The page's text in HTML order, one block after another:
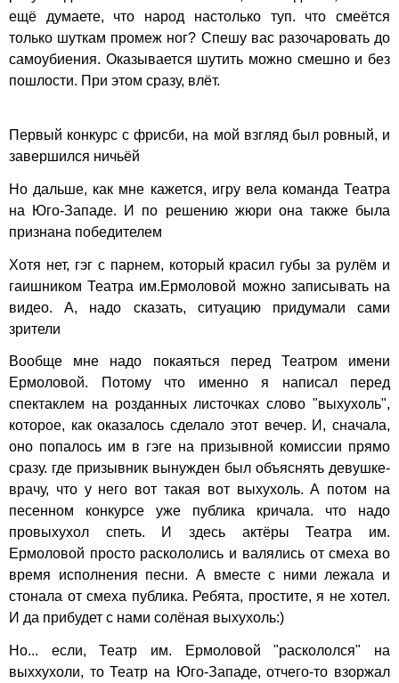
ещё думаете, что народ настолько туп. что смеётся
только шуткам промеж ног? Спешу вас разочаровать до
самоубиения. Оказывается шутить можно смешно и без
пошлости. При этом сразу, влёт.
Первый конкурс с фрисби, на мой взгляд был ровный, и
завершился ничьёй
Но дальше, как мне кажется, игру вела команда Театра
на Юго-Западе. И по решению жюри она также была
признана победителем
Хотя нет, гэг с парнем, который красил губы за рулём и
гаишником Театра им.Ермоловой можно записывать на
видео. А, надо сказать, ситуацию придумали сами
зрители
Вообще мне надо покаяться перед Театром имени
Ермоловой. Потому что именно я написал перед
спектаклем на розданных листочках слово "выхухоль",
которое, как оказалось сделало этот вечер. И, сначала,
оно попалось им в гэге на призывной комиссии прямо
сразу. где призывник вынужден был объяснять девушке-
врачу, что у него вот такая вот выхухоль. А потом на
песенном конкурсе уже публика кричала. что надо
провыхухол спеть. И здесь актёры Театра им.
Ермоловой просто раскололись и валялись от смеха во
время исполнения песни. А вместе с ними лежала и
стонала от смеха публика. Ребята, простите, я не хотел.
И да прибудет с нами солёная выхухоль:)
Но... если, Театр им. Ермоловой "раскололся" на
выххухоли, то Театр на Юго-Западе, отчего-то взоржал